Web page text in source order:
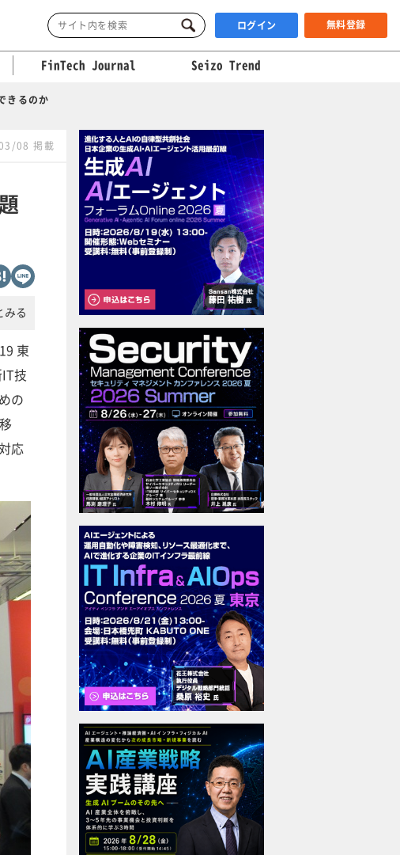
ログイン 無料登録
FinTech Journal Seizo Trend
きるのか
08 掲載
みる
東
技
の
応